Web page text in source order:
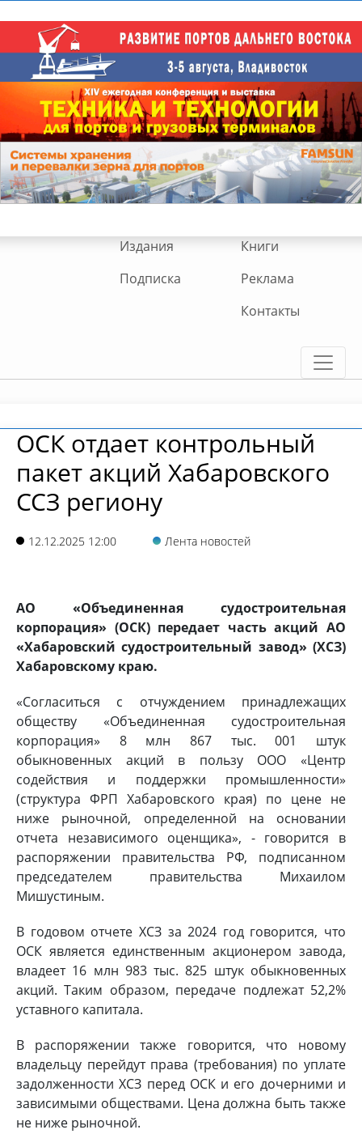
Издания
Книги
Подписка
Реклама
Контакты
ОСК отдает контрольный
пакет акций Хабаровского
ССЗ региону
12.12.2025 12:00 Лента новостей
АО «Объединенная судостроительная
корпорация» (ОСК) передает часть акций АО
«Хабаровский судостроительный завод» (ХСЗ)
Хабаровскому краю.
«Согласиться с отчуждением принадлежащих
обществу «Объединенная судостроительная
корпорация» 8 млн 867 тыс. 001 штук
обыкновенных акций в пользу ООО «Центр
содействия и поддержки промышленности»
(структура ФРП Хабаровского края) по цене не
ниже рыночной, определенной на основании
отчета независимого оценщика», - говорится в
распоряжении правительства РФ, подписанном
председателем правительства Михаилом
Мишустиным.
В годовом отчете ХСЗ за 2024 год говорится, что
ОСК является единственным акционером завода,
владеет 16 млн 983 тыс. 825 штук обыкновенных
акций. Таким образом, передаче подлежат 52,2%
уставного капитала.
В распоряжении также говорится, что новому
владельцу перейдут права (требования) по уплате
задолженности ХСЗ перед ОСК и его дочерними и
зависимыми обществами. Цена должна быть также
не ниже рыночной.